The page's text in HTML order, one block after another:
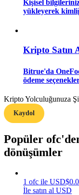
Ticaret stratejileri
Kazan
Kişisel
yükleyerek
Kripto Satın
Bitrue'da
ödeme
Kripto Yolculuğunuza
Kaydol
Popüler
dönüşümler
1 ofc ile USD$
İle satın al USD